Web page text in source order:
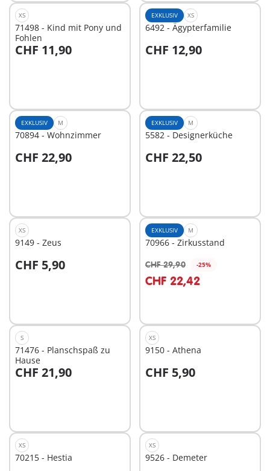
XS
71498 - Kind mit Pony und
Fohlen
CHF 11,90
In den Warenkorb
EXKLUSIV XS
6492 - Ägypterfamilie
CHF 12,90
In den Warenkorb
EXKLUSIV M
70894 - Wohnzimmer
CHF 22,90
In den Warenkorb
EXKLUSIV M
5582 - Designerküche
CHF 22,50
In den Warenkorb
XS
9149 - Zeus
CHF 5,90
In den Warenkorb
EXKLUSIV M
70966 - Zirkusstand
CHF 29,90 -25%
CHF 22,42
In den Warenkorb
S
71476 - Planschspaß zu
Hause
CHF 21,90
In den Warenkorb
XS
9150 - Athena
CHF 5,90
In den Warenkorb
XS
70215 - Hestia
XS
9526 - Demeter